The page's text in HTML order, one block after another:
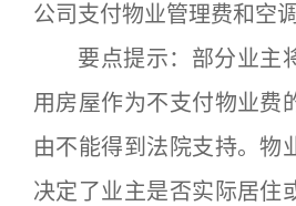
公司支付物业管理费和空调
要点提示：部分业主
用房屋作为不支付物业费
由不能得到法院支持。物
决定了业主是否实际居住